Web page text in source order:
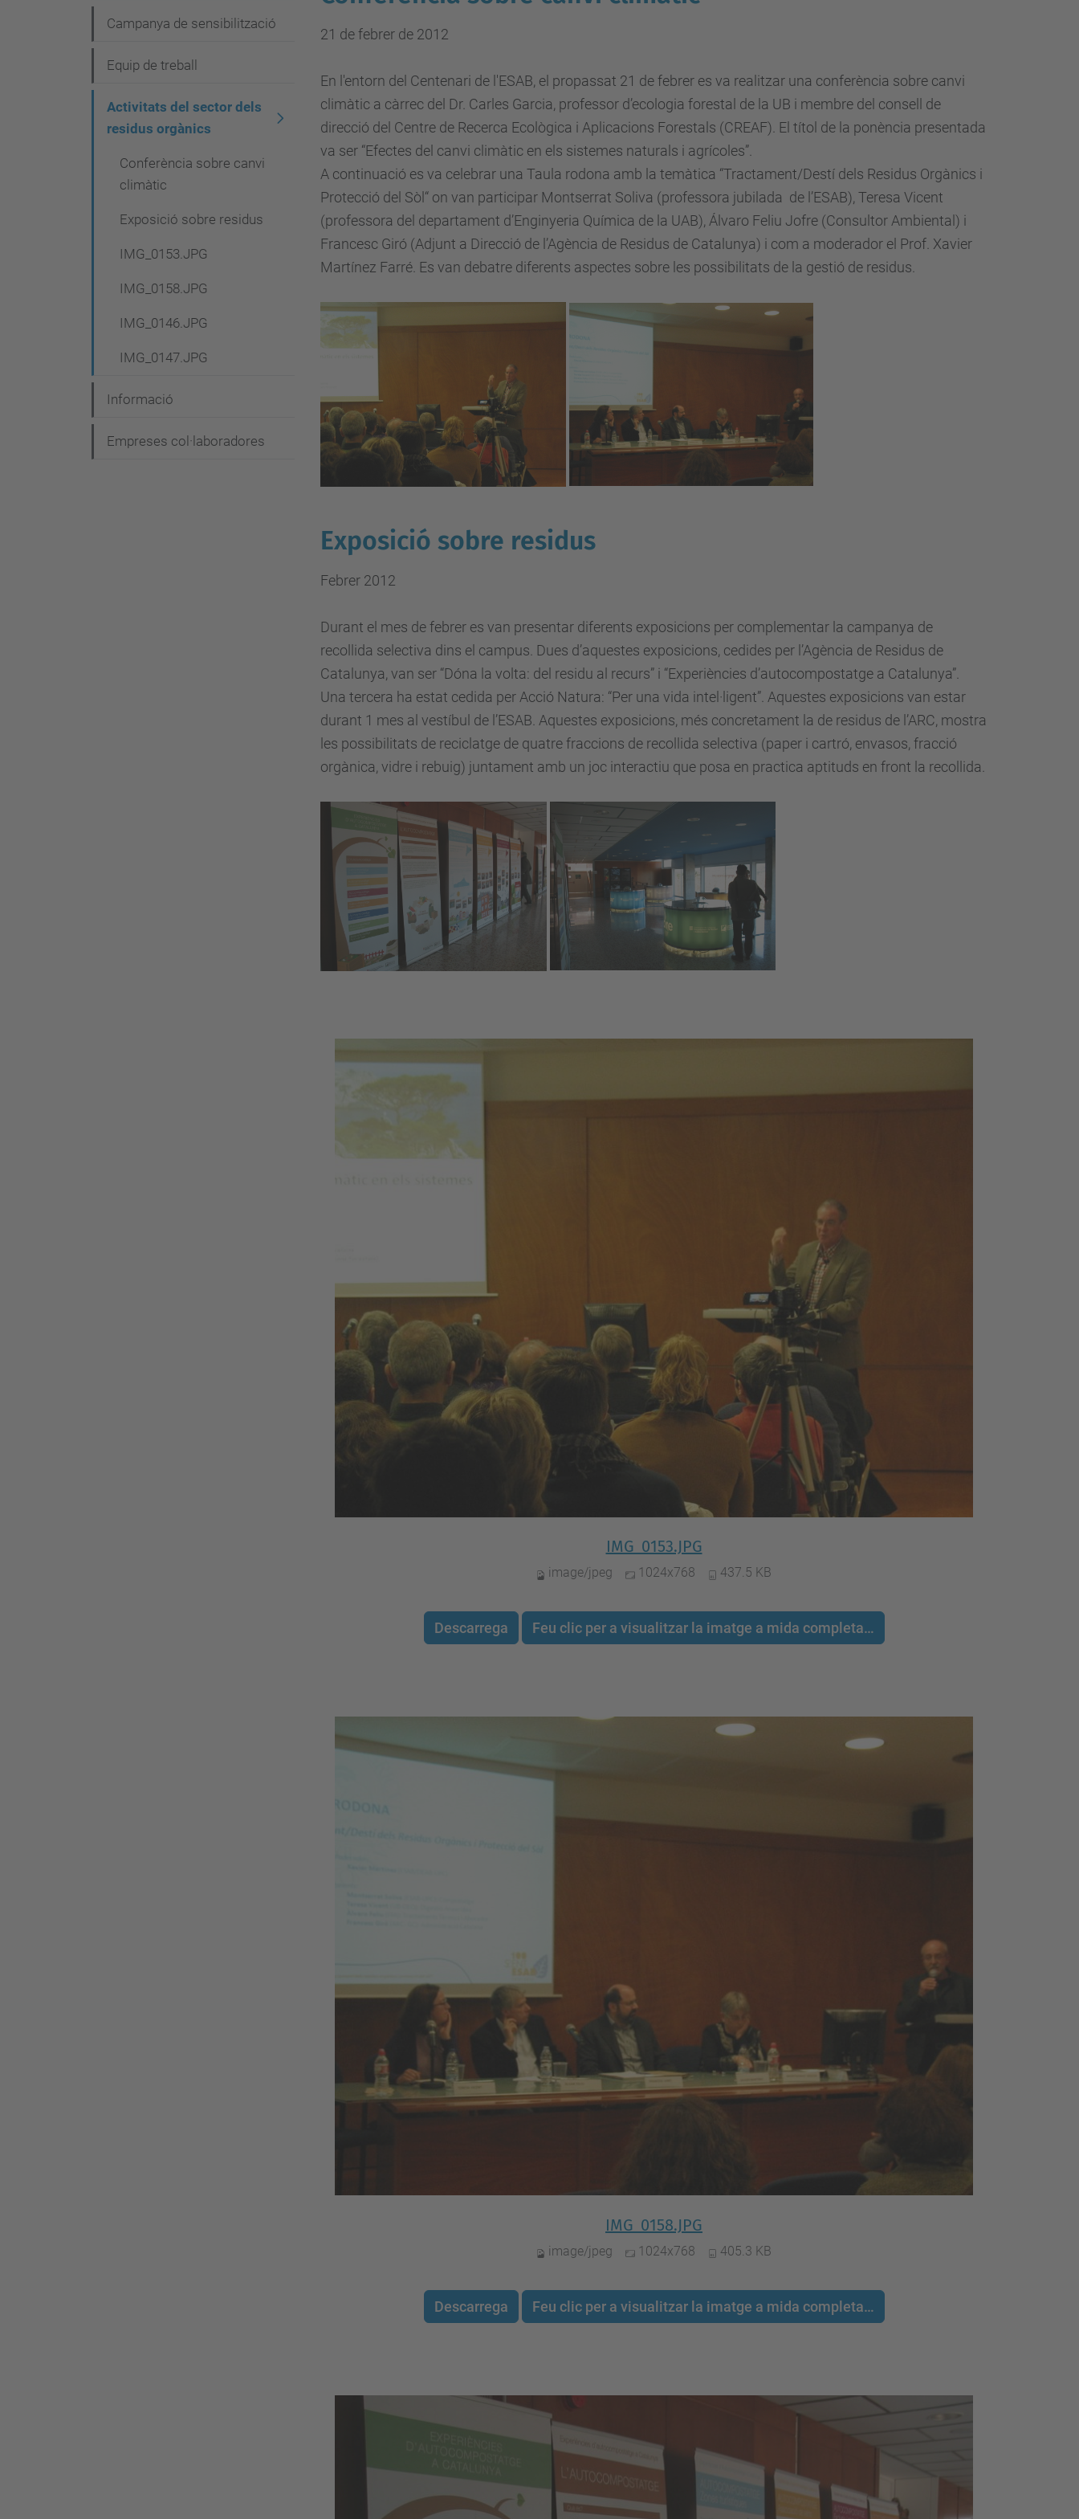
21 de febrer de 2012
En l'entorn del Centenari de l'ESAB, el propassat 21 de febrer es va realitzar una conferència sobre canvi
climàtic a càrrec del Dr. Carles Garcia, professor d’ecologia forestal de la UB i membre del consell de
direcció del Centre de Recerca Ecològica i Aplicacions Forestals (CREAF). El títol de la ponència presentada
va ser “Efectes del canvi climàtic en els sistemes naturals i agrícoles”.
A continuació es va celebrar una Taula rodona amb la temàtica “Tractament/Destí dels Residus Orgànics i
Protecció del Sòl“ on van participar Montserrat Soliva (professora jubilada de l’ESAB), Teresa Vicent
(professora del departament d’Enginyeria Química de la UAB), Álvaro Feliu Jofre (Consultor Ambiental) i
Francesc Giró (Adjunt a Direcció de l’Agència de Residus de Catalunya) i com a moderador el Prof. Xavier
Martínez Farré. Es van debatre diferents aspectes sobre les possibilitats de la gestió de residus.
Exposició sobre residus
Febrer 2012
Durant el mes de febrer es van presentar diferents exposicions per complementar la campanya de
recollida selectiva dins el campus. Dues d’aquestes exposicions, cedides per l’Agència de Residus de
Catalunya, van ser “Dóna la volta: del residu al recurs” i “Experiències d’autocompostatge a Catalunya”.
Una tercera ha estat cedida per Acció Natura: “Per una vida intel·ligent”. Aquestes exposicions van estar
durant 1 mes al vestíbul de l’ESAB. Aquestes exposicions, més concretament la de residus de l’ARC, mostra
les possibilitats de reciclatge de quatre fraccions de recollida selectiva (paper i cartró, envasos, fracció
orgànica, vidre i rebuig) juntament amb un joc interactiu que posa en practica aptituds en front la recollida.
IMG_0153.JPG
image/jpeg 1024x768 437.5 KB
Descarrega Feu clic per a visualitzar la imatge a mida completa…
IMG_0158.JPG
image/jpeg 1024x768 405.3 KB
Descarrega Feu clic per a visualitzar la imatge a mida completa…
g
a
Campanya de sensibilització
Equip de treball
Activitats del sector dels
residus orgànics
Conferència sobre canvi
climàtic
Exposició sobre residus
IMG_0153.JPG
IMG_0158.JPG
IMG_0146.JPG
IMG_0147.JPG
Informació
Empreses col·laboradores